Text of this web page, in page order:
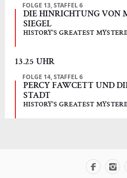
FOLGE 13, STAFFEL 6
DIE HINRICHTUNG VON
SIEGEL
HISTORY'S GREATEST
13.25 UHR
FOLGE 14, STAFFEL 6
PERCY FAWCETT UND
STADT
HISTORY'S GREATEST